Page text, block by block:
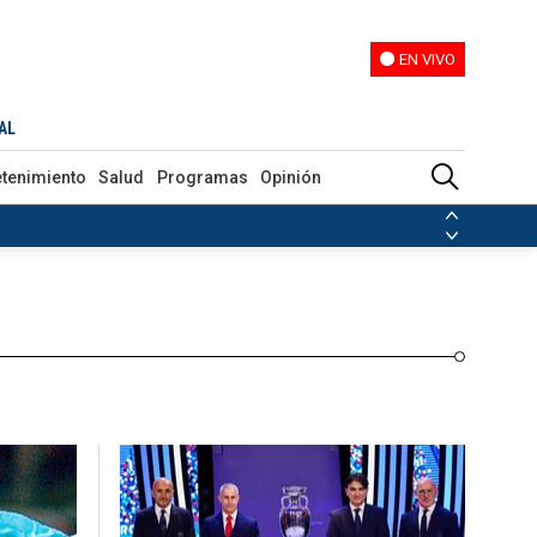
EN VIVO
Salud Programas Opinión
Venezuela Nicolás Maduro
de las FARC